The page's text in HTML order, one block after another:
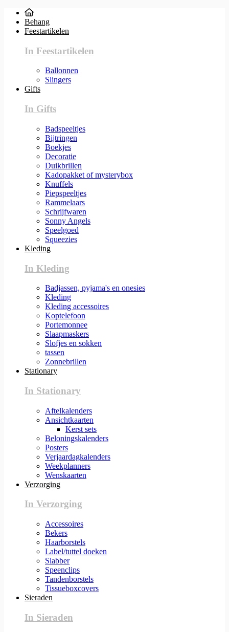
Behang
Feestartikelen
In Feestartikelen
Ballonnen
Slingers
Gifts
In Gifts
Badspeeltjes
Bijtringen
Boekjes
Decoratie
Duikbrillen
Kadopakket of mysterybox
Knuffels
Piepspeeltjes
Rammelaars
Schrijfwaren
Sonny Angels
Speelgoed
Squeezies
Kleding
In Kleding
Badjassen, pyjama's en onesies
Kleding
Kleding accessoires
Koptelefoon
Portemonnee
Slaapmaskers
Slofjes en sokken
tassen
Zonnebrillen
Stationary
In Stationary
Aftelkalenders
Ansichtkaarten
Kerst sets
Beloningskalenders
Posters
Verjaardagkalenders
Weekplanners
Wenskaarten
Verzorging
In Verzorging
Accessoires
Bekers
Haarborstels
Label/tuttel doeken
Slabber
Speenclips
Tandenborstels
Tissueboxcovers
Sieraden
In Sieraden